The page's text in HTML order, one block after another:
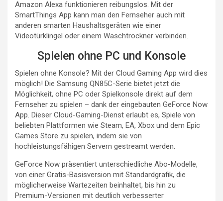
Amazon Alexa funktionieren reibungslos. Mit der
SmartThings App kann man den Fernseher auch mit
anderen smarten Haushaltsgeräten wie einer
Videotürklingel oder einem Waschtrockner verbinden.
Spielen ohne PC und Konsole
Spielen ohne Konsole? Mit der Cloud Gaming App wird dies
möglich! Die Samsung QN85C-Serie bietet jetzt die
Möglichkeit, ohne PC oder Spielkonsole direkt auf dem
Fernseher zu spielen – dank der eingebauten GeForce Now
App. Dieser Cloud-Gaming-Dienst erlaubt es, Spiele von
beliebten Plattformen wie Steam, EA, Xbox und dem Epic
Games Store zu spielen, indem sie von
hochleistungsfähigen Servern gestreamt werden.
GeForce Now präsentiert unterschiedliche Abo-Modelle,
von einer Gratis-Basisversion mit Standardgrafik, die
möglicherweise Wartezeiten beinhaltet, bis hin zu
Premium-Versionen mit deutlich verbesserter